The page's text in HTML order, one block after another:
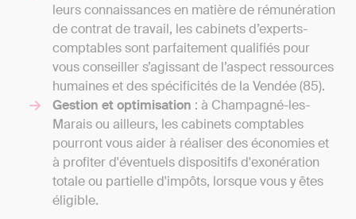
leurs connaissances en matière de rémunération
de contrat de travail, les cabinets d’experts-
comptables sont parfaitement qualifiés pour
vous conseiller s’agissant de l’aspect ressources
humaines et des spécificités de la Vendée (85).
Gestion et optimisation : à Champagné-les-
Marais ou ailleurs, les cabinets comptables
pourront vous aider à réaliser des économies et
à profiter d'éventuels dispositifs d'exonération
totale ou partielle d'impôts, lorsque vous y êtes
éligible.